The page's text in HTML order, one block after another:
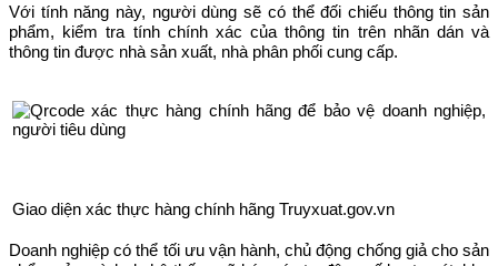
Với tính năng này, người dùng sẽ có thể đối chiếu thông tin sản
phẩm, kiểm tra tính chính xác của thông tin trên nhãn dán và
thông tin được nhà sản xuất, nhà phân phối cung cấp.
Giao diện xác thực hàng chính hãng Truyxuat.gov.vn
Doanh nghiệp có thể tối ưu vận hành, chủ động chống giả cho sản